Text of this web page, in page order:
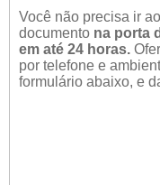
Você não precisa ir
documento na porta
em até 24 horas.
por telefone e
formulário abaixo, e